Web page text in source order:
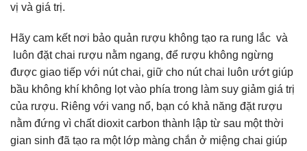
vị và giá trị.
Hãy cam kết nơi bảo quản rượu không tạo ra rung lắc và
luôn đặt chai rượu nằm ngang, để rượu không ngừng
được giao tiếp với nút chai, giữ cho nút chai luôn ướt giúp
bầu không khí không lọt vào phía trong làm suy giảm giá trị
của rượu. Riêng với vang nổ, bạn có khả năng đặt rượu
nằm đứng vì chất dioxit carbon thành lập từ sau một thời
gian sinh đã tạo ra một lớp màng chắn ở miệng chai giúp